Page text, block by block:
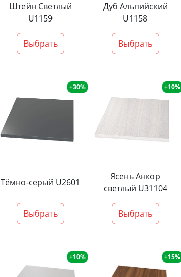
Штейн Светлый
U1159
Выбрать
Дуб Альпийский
U1158
Выбрать
+30%
Тёмно-серый U2601
Выбрать
+10%
Ясень Анкор
светлый U31104
Выбрать
+10% +15%